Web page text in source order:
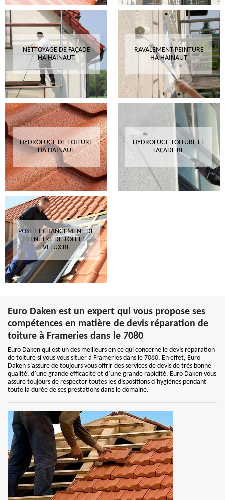
NETTOYAGE DE FAÇADE
HA HAINAUT
RAVALEMENT PEINTURE
HA HAINAUT
HYDROFUGE DE TOITURE
HA HAINAUT
HYDROFUGE TOITURE ET
FAÇADE BE
POSE ET CHANGEMENT DE
FENÊTRE DE TOIT ET
VELUX BE
Euro Daken est un expert qui vous propose ses
compétences en matière de devis réparation de
toiture à Frameries dans le 7080
Euro Daken qui est un des meilleurs en ce qui concerne le devis réparation
de toiture si vous vous situer à Frameries dans le 7080. En effet, Euro
Daken s`assure de toujours vous offrir des services de devis de très bonne
qualité, d`une grande efficacité et d`une grande rapidité. Euro Daken vous
assure toujours de respecter toutes les dispositions d`hygiènes pendant
toute la durée de ses prestations dans le domaine.